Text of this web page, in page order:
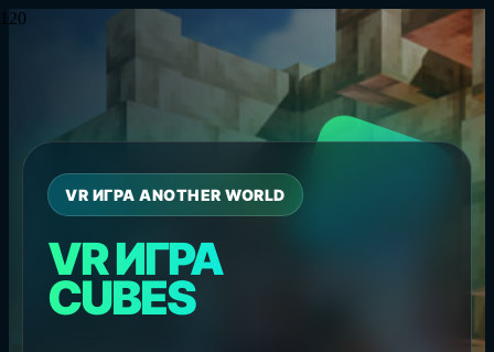
VR ИГРА ANOTHER WORLD
VR ИГРА
CUBES